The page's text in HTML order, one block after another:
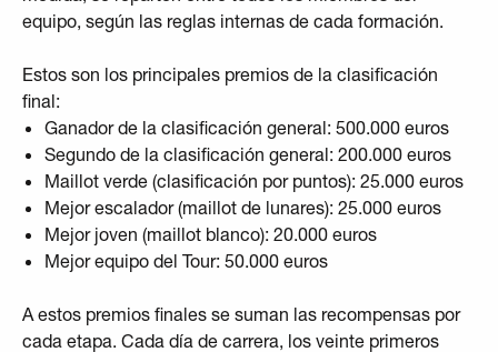
equipo, según las reglas internas de cada formación.
Estos son los principales premios de la clasificación
final:
Ganador de la clasificación general: 500.000 euros
Segundo de la clasificación general: 200.000 euros
Maillot verde (clasificación por puntos): 25.000 euros
Mejor escalador (maillot de lunares): 25.000 euros
Mejor joven (maillot blanco): 20.000 euros
Mejor equipo del Tour: 50.000 euros
A estos premios finales se suman las recompensas por
cada etapa. Cada día de carrera, los veinte primeros